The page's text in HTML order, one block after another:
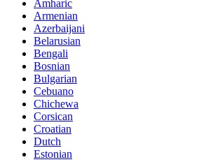
Amharic
Armenian
Azerbaijani
Belarusian
Bengali
Bosnian
Bulgarian
Cebuano
Chichewa
Corsican
Croatian
Dutch
Estonian